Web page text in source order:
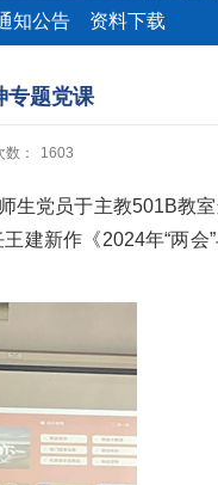
知公告 资料下载
专题党课
： 1603
生党员于主教501B教
新作《2024年“两会”